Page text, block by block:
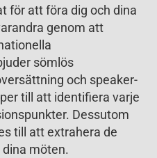
för att föra dig och dina
genom att
sömlös
och speaker-
till att identifiera varje
Dessutom
till att extrahera de
möten.